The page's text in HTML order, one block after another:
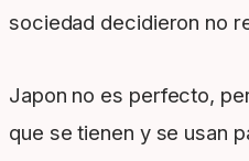
sociedad decidieron no
Japon no es perfecto,
que se tienen y se usan